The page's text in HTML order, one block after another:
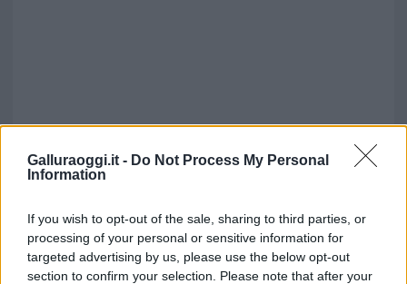
Galluraoggi.it - Do Not Process My Personal
Information
If you wish to opt-out of the sale, sharing to third parties, or
processing of your personal or sensitive information for
targeted advertising by us, please use the below opt-out
section to confirm your selection. Please note that after your